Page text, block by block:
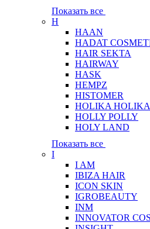
Показать все
H
HAAN
HADAT
HAIR SEKTA
HAIRWAY
HASK
HEMPZ
HISTOMER
HOLIKA HOLIKA
HOLLY POLLY
HOLY LAND
Показать все
I
I AM
IBIZA HAIR
ICON SKIN
IGROBEAUTY
INM
INNOVATOR